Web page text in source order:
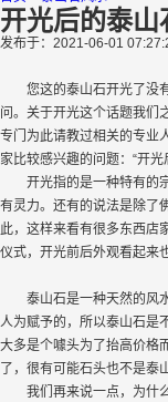
开光后的泰山
发布于：2021-06-01
您这的泰山石开光了没有
问。关于开光这个话题我们
专门为此请教过相关的专业
家比较感兴趣的问题：“开
开光指的是一种特有的宗
有灵力。还有的说法是除了
此，这样来看有很多东西店
仪式，开光前后外观看起来
泰山石是一种天然的风水
人为赋予的，所以泰山石是
大多是个噱头为了抬高价格
了，很有可能石头也不是泰
我们再来说一点，为什么